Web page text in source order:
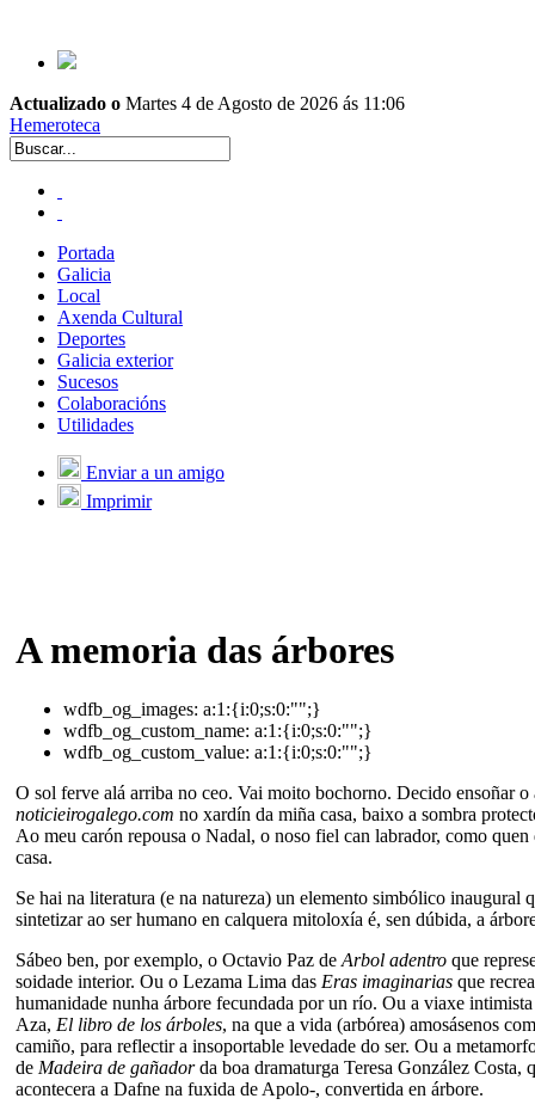
Actualizado o Martes 4 de Agosto de 2026 ás 11:06
Hemeroteca
Portada
Galicia
Local
Axenda Cultural
Deportes
Galicia exterior
Sucesos
Colaboracións
Utilidades
Enviar a un amigo
Imprimir
A memoria das árbores
wdfb_og_images: a:1:{i:0;s:0:"";}
wdfb_og_custom_name: a:1:{i:0;s:0:"";}
wdfb_og_custom_value: a:1:{i:0;s:0:"";}
O sol ferve alá arriba no ceo. Vai moito bochorno. Decido ensoñar o
noticieirogalego.com no xardín da miña casa, baixo a sombra
Ao meu carón repousa o Nadal, o noso fiel can labrador, como quen
casa.
Se hai na literatura (e na natureza) un elemento simbólico inaugural
sintetizar ao ser humano en calquera mitoloxía é, sen dúbida, a
Sábeo ben, por exemplo, o Octavio Paz de Arbol adentro que
soidade interior. Ou o Lezama Lima das Eras imaginarias que
humanidade nunha árbore fecundada por un río. Ou a viaxe
Aza, El libro de los árboles, na que a vida (arbórea) amosásenos
camiño, para reflectir a insoportable levedade do ser. Ou a
de Madeira de gañadorda boa dramaturga Teresa González Costa,
acontecera a Dafne na fuxida de Apolo-, convertida en árbore.